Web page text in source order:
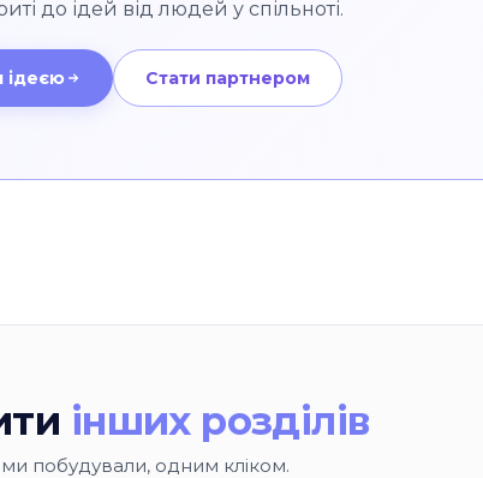
до ідей від людей у спільноті.
ідеєю Стати партнером
інших розділів
побудували, одним кліком.